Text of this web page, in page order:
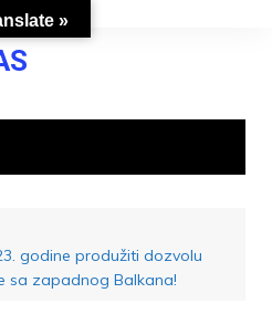
godine produžiti dozvolu
sa zapadnog Balkana!
»